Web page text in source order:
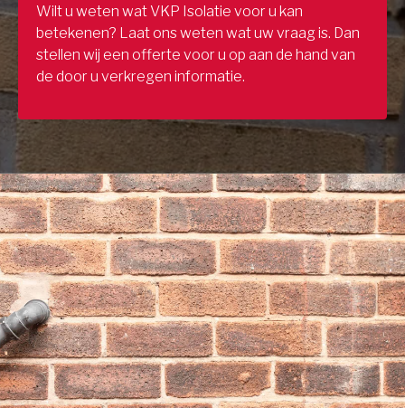
Wilt u weten wat VKP Isolatie voor u kan
betekenen? Laat ons weten wat uw vraag is. Dan
stellen wij een offerte voor u op aan de hand van
de door u verkregen informatie.